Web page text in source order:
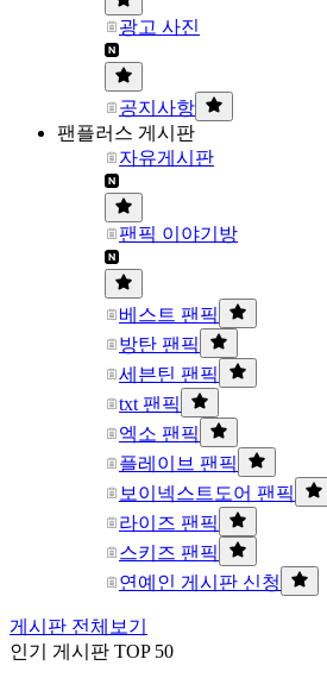
광고 사진
공지사항
팬플러스 게시판
자유게시판
팬픽 이야기방
베스트 팬픽
방탄 팬픽
세븐틴 팬픽
txt 팬픽
엑소 팬픽
플레이브 팬픽
보이넥스트도어 팬픽
라이즈 팬픽
스키즈 팬픽
연예인 게시판 신청
게시판 전체보기
인기 게시판 TOP 50